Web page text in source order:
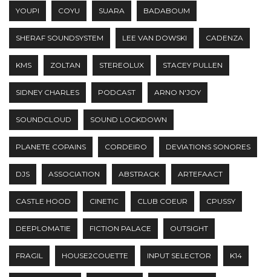
YOUPI COYU SUARA BADABOUM
SHERAF SOUNDSYSTEM LEE VAN DOWSKI CADENZA
KMS ZOLTAN STEREOLUX STACEY PULLEN
SIDNEY CHARLES PODCAST ARNO N'JOY
SOUNDCLOUD SOUND LOCKDOWN
PLANETE COPAINS CORDEIRO DEVIATIONS SONORES
DJS ASSOCIATION ABSTRACK ARTEFAACT
CASTLE HOOD CINETIC CLUB COEUR CPUSSY
DEEPLOMATIE FICTION PALACE OUTSIGHT
FRAGIL HOUSE2COUETTE INPUT SELECTOR K14